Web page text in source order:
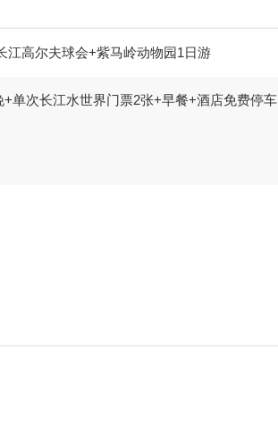
江高尔夫球会+紫马岭动物园1日游
单次长江水世界门票2张+早餐+酒店免费停车